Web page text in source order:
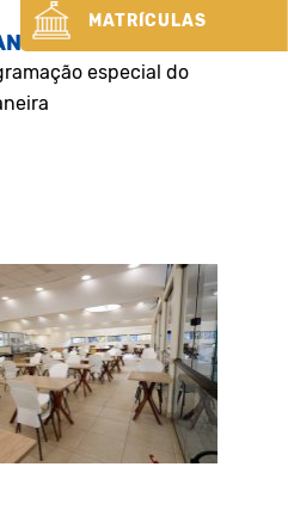
especial do
MATRÍCULAS